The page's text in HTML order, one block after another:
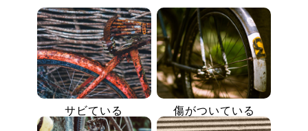
サビている 傷がついている